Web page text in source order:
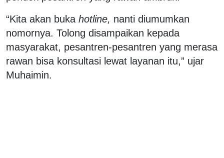
“Kita akan buka hotline, nanti diumumkan
nomornya. Tolong disampaikan kepada
masyarakat, pesantren-pesantren yang merasa
rawan bisa konsultasi lewat layanan itu,” ujar
Muhaimin.